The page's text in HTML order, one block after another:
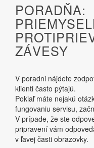
PORADŇA:
ZÁVESY
V poradni nájdete
klienti často pýtajú.
Pokiaľ máte nejakú
fungovaniu servisu,
V prípade, že ste
pripravení vám
v ľavej časti obrazovky.